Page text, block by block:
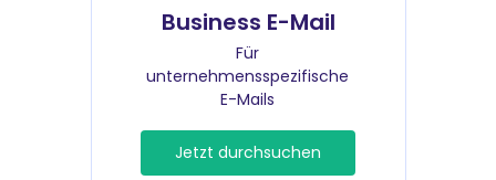
Business E-Mail
Für
unternehmensspezifische
E-Mails
Jetzt durchsuchen